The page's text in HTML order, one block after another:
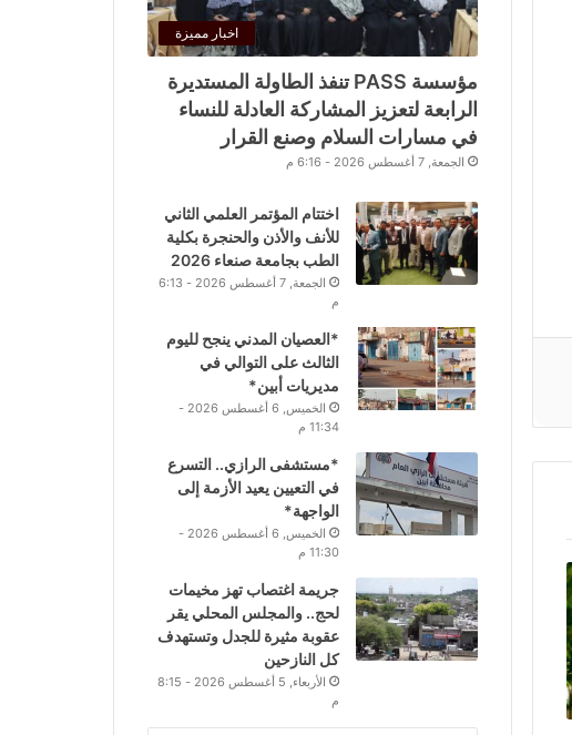
اخبار مميزة
مؤسسة PASS تنفذ الطاولة المستديرة
الرابعة لتعزيز المشاركة العادلة للنساء
في مسارات السلام وصنع القرار
الجمعة, 7 أغسطس 2026 - 6:16 م
اختتام المؤتمر العلمي الثاني
للأنف والأذن والحنجرة بكلية
الطب بجامعة صنعاء 2026
الجمعة, 7 أغسطس 2026 - 6:13
م
*العصيان المدني ينجح لليوم
الثالث على التوالي في
مديريات أبين*
الخميس, 6 أغسطس 2026 -
11:34 م
*مستشفى الرازي.. التسرع
في التعيين يعيد الأزمة إلى
الواجهة*
الخميس, 6 أغسطس 2026 -
11:30 م
جريمة اغتصاب تهز مخيمات
لحج.. والمجلس المحلي يقر
عقوبة مثيرة للجدل وتستهدف
كل النازحين
الأربعاء, 5 أغسطس 2026 - 8:15
م